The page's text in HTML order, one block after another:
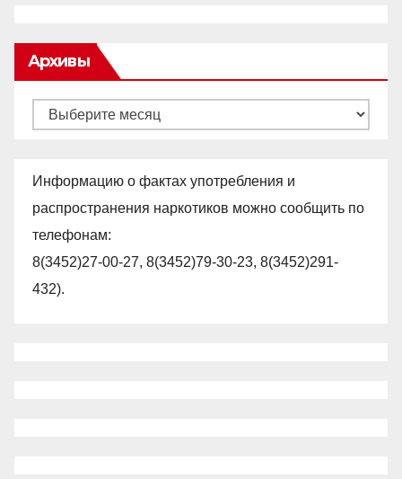
Архивы
Архивы
Информацию о фактах употребления и
распространения наркотиков можно сообщить по
телефонам:
8(3452)27-00-27, 8(3452)79-30-23, 8(3452)291-
432).